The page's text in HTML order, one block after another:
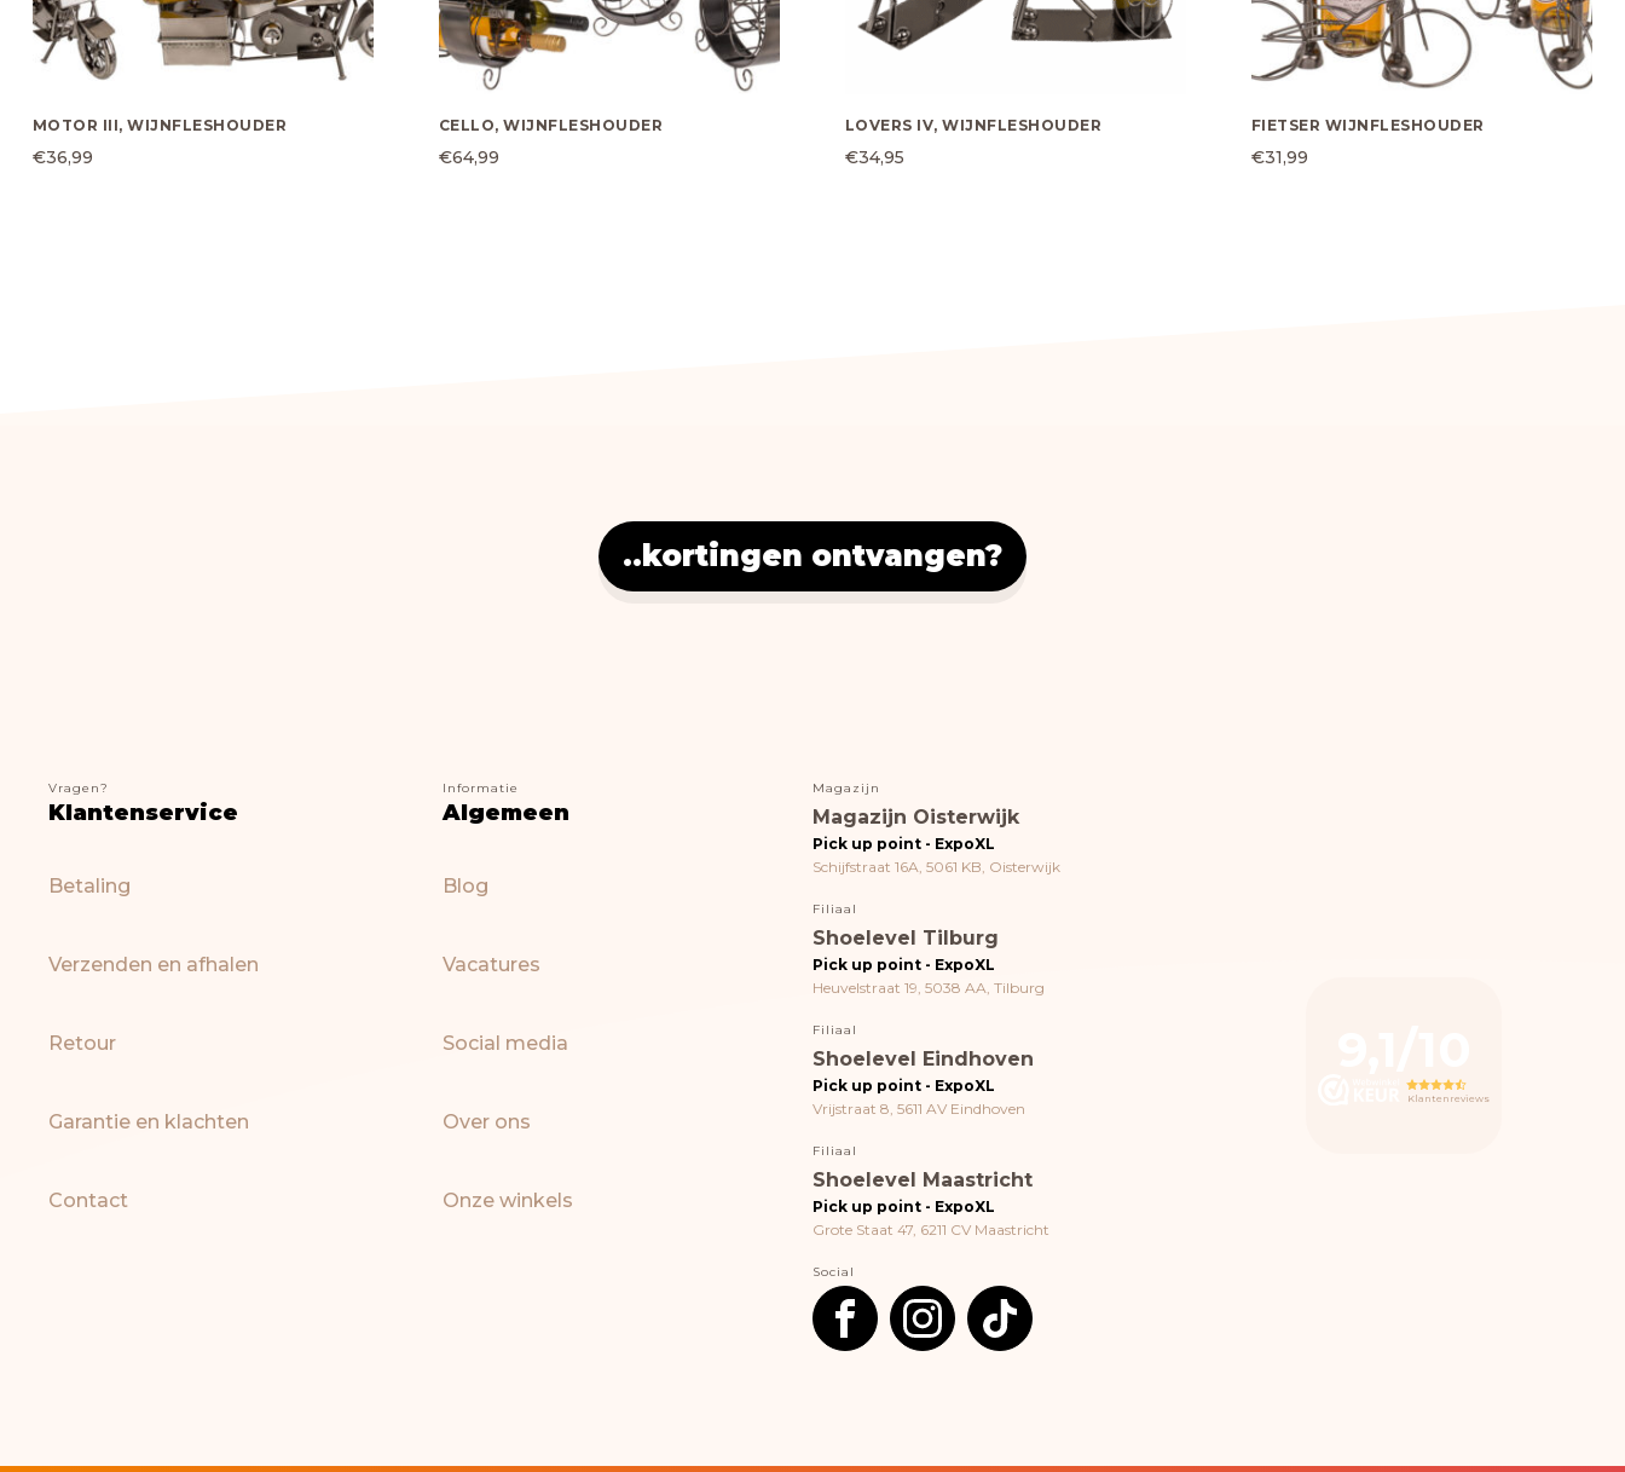
MOTOR III, WIJNFLESHOUDER
€36,99
CELLO, WIJNFLESHOUDER
€64,99
LOVERS IV, WIJNFLESHOUDER
€34,95
FIETSER WIJNFLESHOUDER
€31,99
..kortingen ontvangen?
Vragen?
Klantenservice
Betaling
Verzenden en afhalen
Retour
Garantie en klachten
Contact
Informatie
Algemeen
Blog
Vacatures
Social media
Over ons
Onze winkels
Magazijn
Magazijn Oisterwijk
Pick up point - ExpoXL
Schijfstraat 16A, 5061 KB, Oisterwijk
Filiaal
Shoelevel Tilburg
Pick up point - ExpoXL
Heuvelstraat 19, 5038 AA, Tilburg
Filiaal
Shoelevel Eindhoven
Pick up point - ExpoXL
Vrijstraat 8, 5611 AV Eindhoven
Filiaal
Shoelevel Maastricht
Pick up point - ExpoXL
Grote Staat 47, 6211 CV Maastricht
Social
Klantenreviews